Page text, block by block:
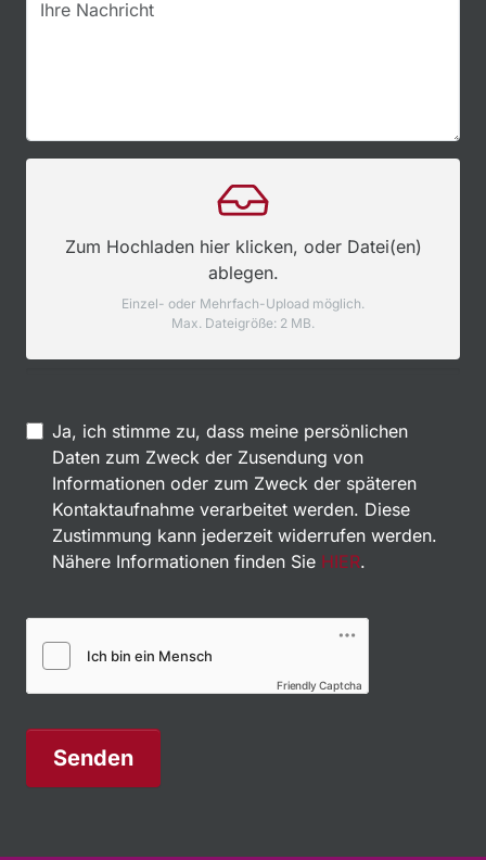
Zum Hochladen hier klicken, oder Datei(en)
ablegen.
Einzel- oder Mehrfach-Upload möglich.
Max. Dateigröße: 2 MB.
Ja, ich stimme zu, dass meine persönlichen
Daten zum Zweck der Zusendung von
Informationen oder zum Zweck der späteren
Kontaktaufnahme verarbeitet werden. Diese
Zustimmung kann jederzeit widerrufen werden.
Nähere Informationen finden Sie HIER.
Friendly Captcha
Senden